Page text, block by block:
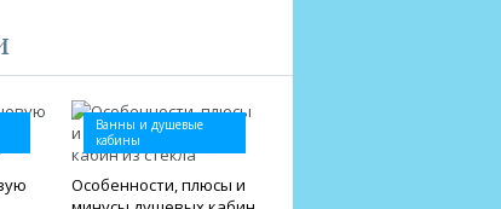
Ванны и душевые
кабины
Особенности, плюсы и